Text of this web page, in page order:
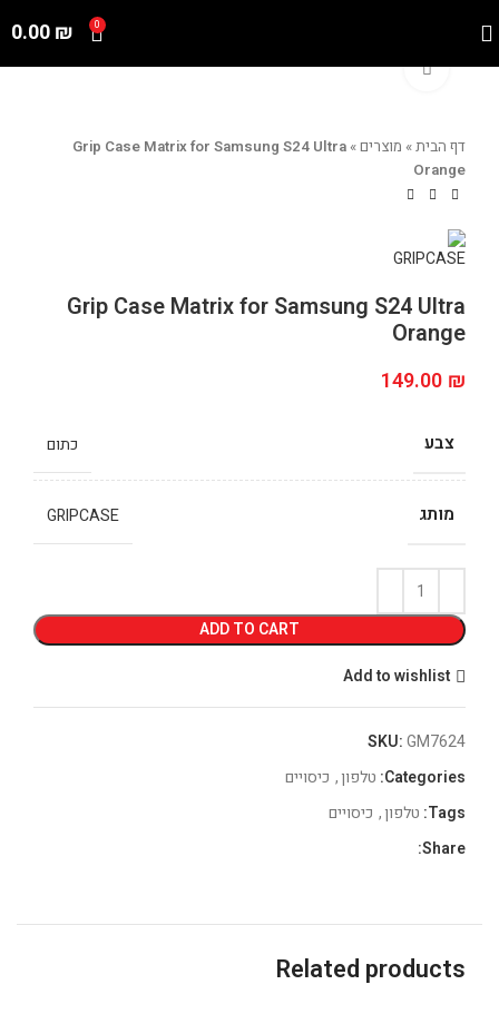
0
0.00₪
Click to enlarge
דף הבית» מוצרים»
Grip Case Matrix for Samsung S24 Ultra
Orange
Grip Case Matrix for Samsung S24 Ultra
Orange
149.00 ₪
צבע כתום
מותג GRIPCASE
ADD TO CART
Add to wishlist
SKU:GM7624
Categories: טלפון, כיסויים
Tags: טלפון, כיסויים
Share:
Related products